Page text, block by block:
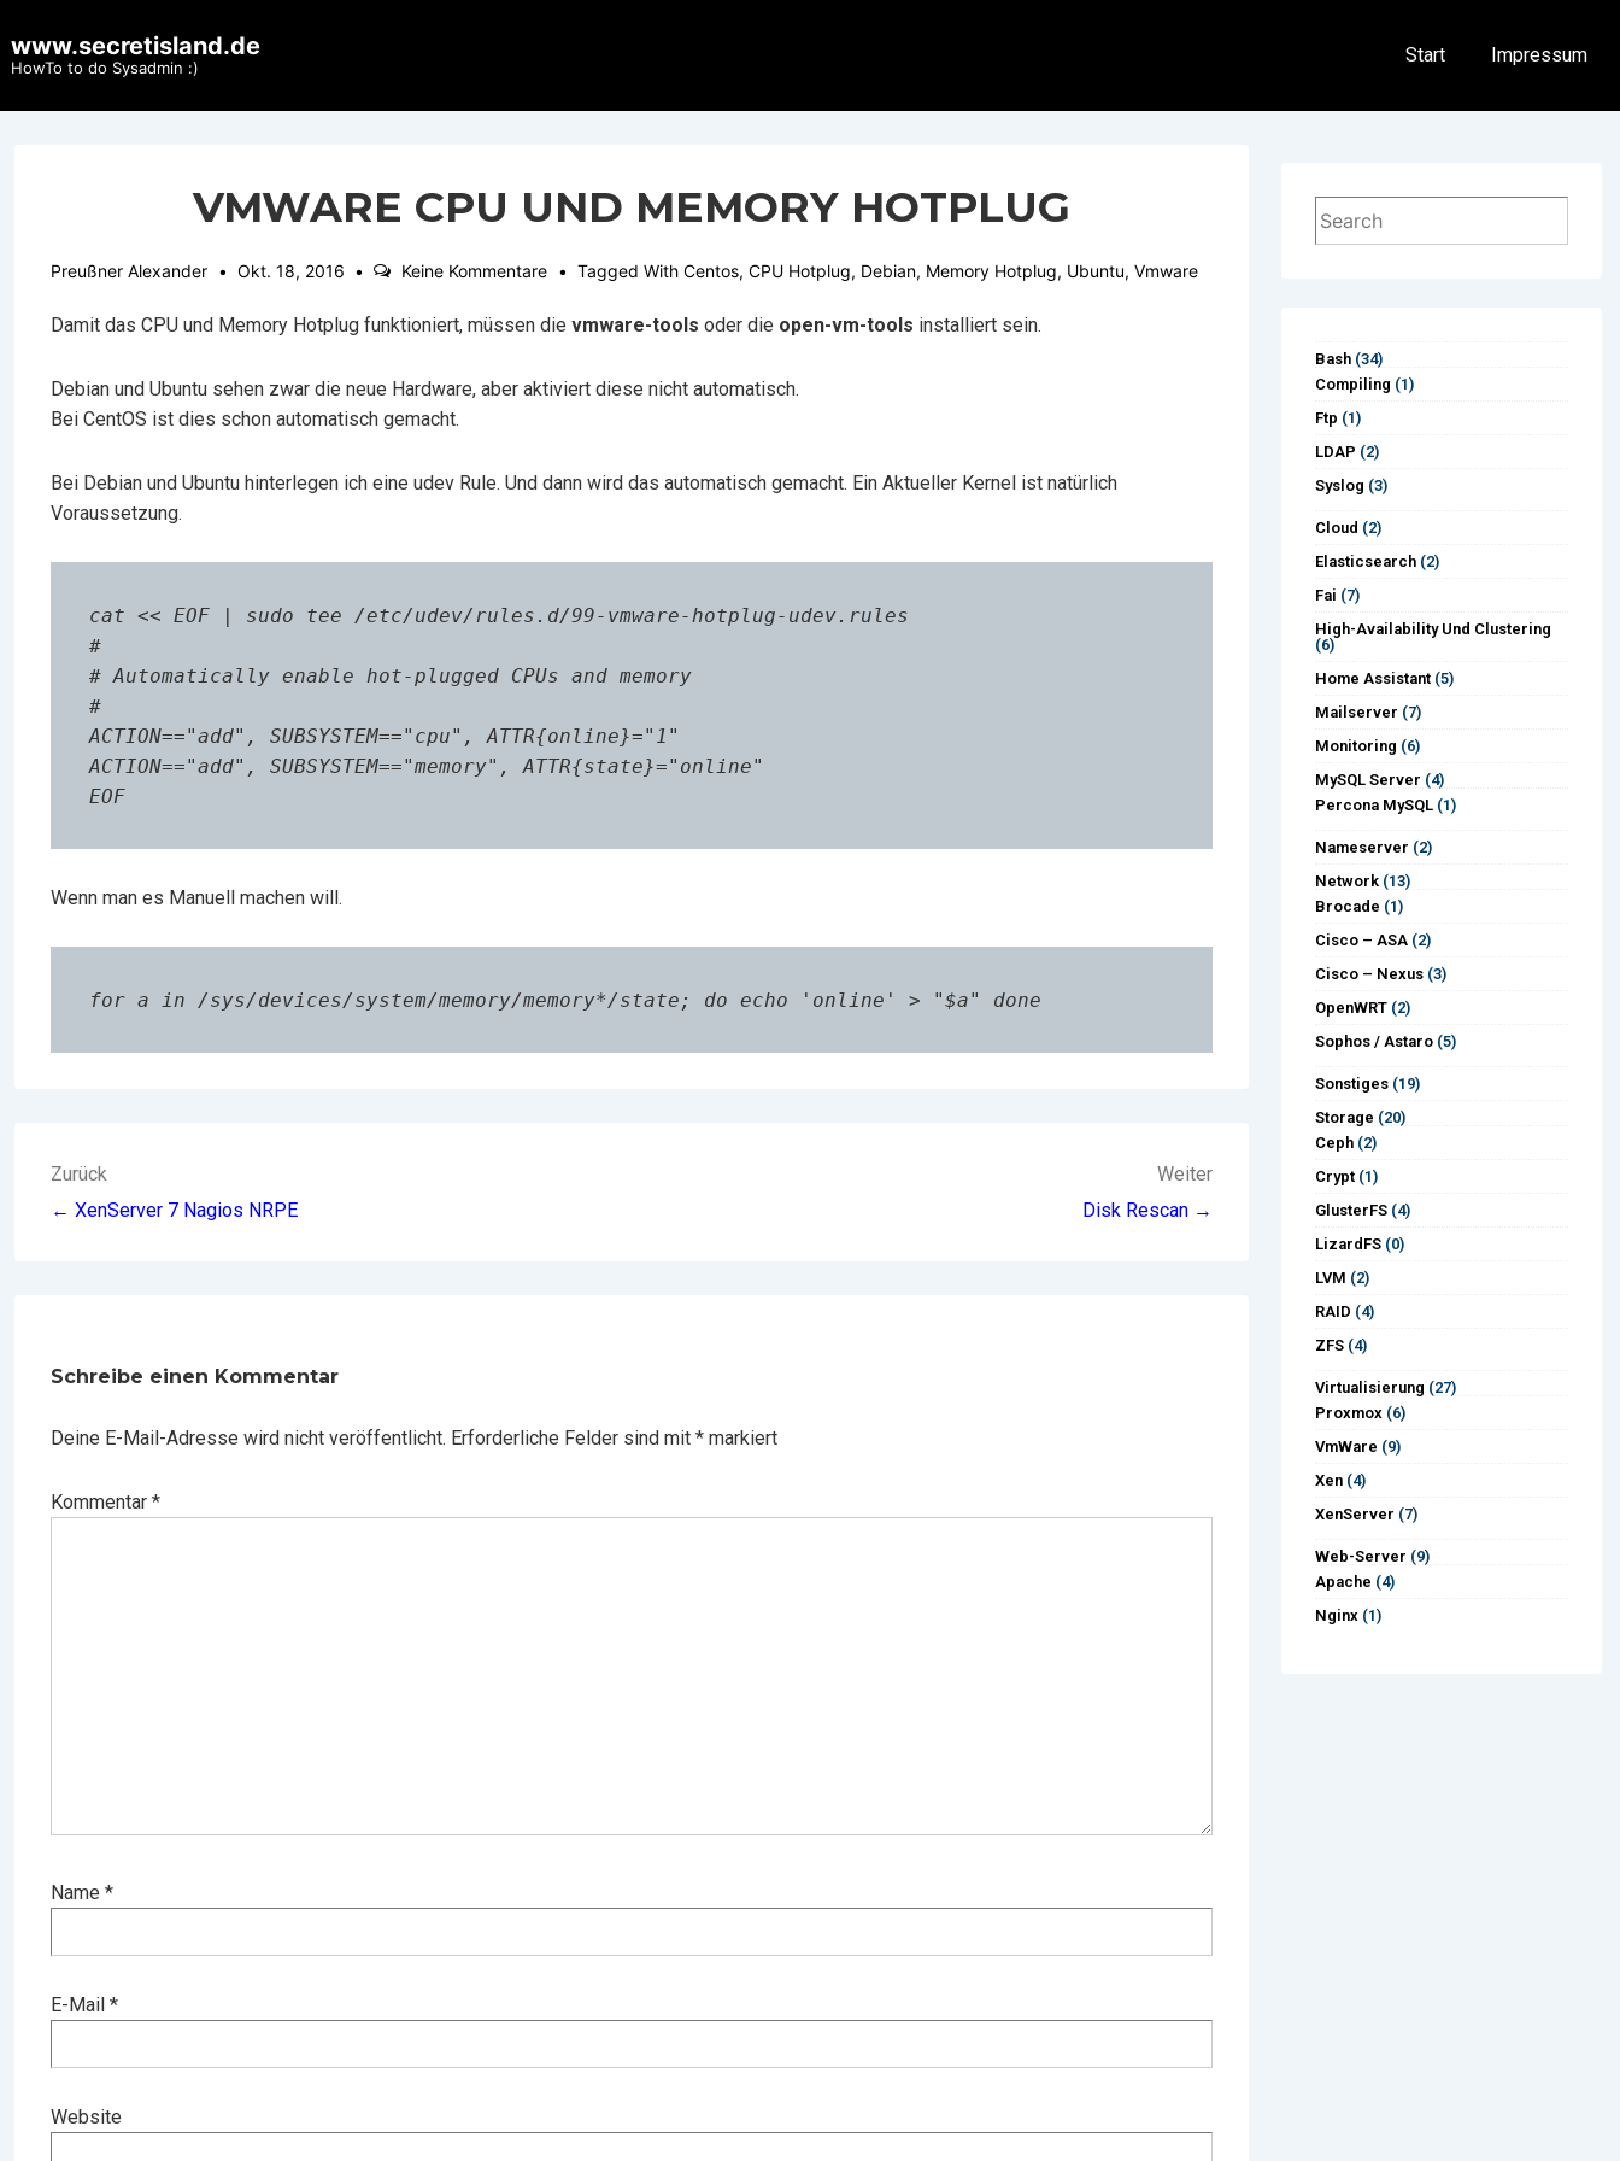
Zum
Inhalt
www.secretisland.de
HowTo to do Sysadmin :)
Hauptnavigation
Start Impressum
VMWARE CPU UND MEMORY HOTPLUG
Preußner Alexander Okt. 18, 2016 Keine Kommentare Tagged With Centos, CPU Hotplug, Debian, Memory Hotplug, Ubuntu, Vmware
Damit das CPU und Memory Hotplug funktioniert, müssen die vmware-tools oder die open-vm-tools installiert sein.
Debian und Ubuntu sehen zwar die neue Hardware, aber aktiviert diese nicht automatisch.
Bei CentOS ist dies schon automatisch gemacht.
Bei Debian und Ubuntu hinterlegen ich eine udev Rule. Und dann wird das automatisch gemacht. Ein Aktueller Kernel ist natürlich
Voraussetzung.
cat << EOF | sudo tee /etc/udev/rules.d/99-vmware-hotplug-udev.rules
#
# Automatically enable hot-plugged CPUs and memory
#
ACTION=="add", SUBSYSTEM=="cpu", ATTR{online}="1"
ACTION=="add", SUBSYSTEM=="memory", ATTR{state}="online"
EOF
Wenn man es Manuell machen will.
for a in /sys/devices/system/memory/memory*/state; do echo 'online' > "$a" done
BEITRAGSNAVIGATION
Zurück
← XenServer 7 Nagios NRPE
Weiter
Disk Rescan →
Schreibe einen Kommentar
Deine E-Mail-Adresse wird nicht veröffentlicht. Erforderliche Felder sind mit * markiert
Kommentar *
Name *
E-Mail *
Website
Suchen
Bash (34)
Compiling (1)
Ftp (1)
LDAP (2)
Syslog (3)
Cloud (2)
Elasticsearch (2)
Fai (7)
High-Availability Und Clustering
(6)
Home Assistant (5)
Mailserver (7)
Monitoring (6)
MySQL Server (4)
Percona MySQL (1)
Nameserver (2)
Network (13)
Brocade (1)
Cisco – ASA (2)
Cisco – Nexus (3)
OpenWRT (2)
Sophos / Astaro (5)
Sonstiges (19)
Storage (20)
Ceph (2)
Crypt (1)
GlusterFS (4)
LizardFS (0)
LVM (2)
RAID (4)
ZFS (4)
Virtualisierung (27)
Proxmox (6)
VmWare (9)
Xen (4)
XenServer (7)
Web-Server (9)
Apache (4)
Nginx (1)